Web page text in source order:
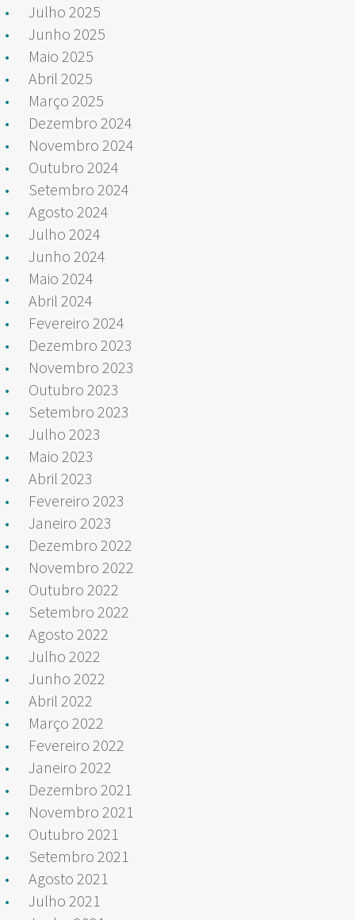
Julho 2025
Junho 2025
Maio 2025
Abril 2025
Março 2025
Dezembro 2024
Novembro 2024
Outubro 2024
Setembro 2024
Agosto 2024
Julho 2024
Junho 2024
Maio 2024
Abril 2024
Fevereiro 2024
Dezembro 2023
Novembro 2023
Outubro 2023
Setembro 2023
Julho 2023
Maio 2023
Abril 2023
Fevereiro 2023
Janeiro 2023
Dezembro 2022
Novembro 2022
Outubro 2022
Setembro 2022
Agosto 2022
Julho 2022
Junho 2022
Abril 2022
Março 2022
Fevereiro 2022
Janeiro 2022
Dezembro 2021
Novembro 2021
Outubro 2021
Setembro 2021
Agosto 2021
Julho 2021